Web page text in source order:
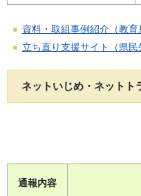
資料・取組事例紹介（教育
立ち直り支援サイト（県民
ネットいじめ・ネットト
通報内容